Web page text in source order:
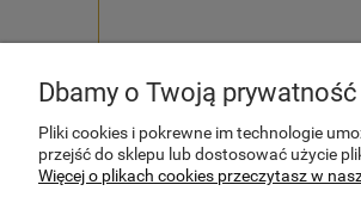
POMOC
Dbamy o Twoją prywatność
Pliki cookies i pokrewne im technologie
przejść do sklepu lub dostosować użycie
Więcej o plikach cookies przeczytasz w